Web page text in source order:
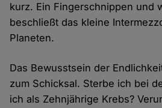
kurz. Ein Fingerschnippen und
beschließt das kleine
Planeten.
Das Bewusstsein der
zum Schicksal. Sterbe ich bei
ich als Zehnjährige Krebs?